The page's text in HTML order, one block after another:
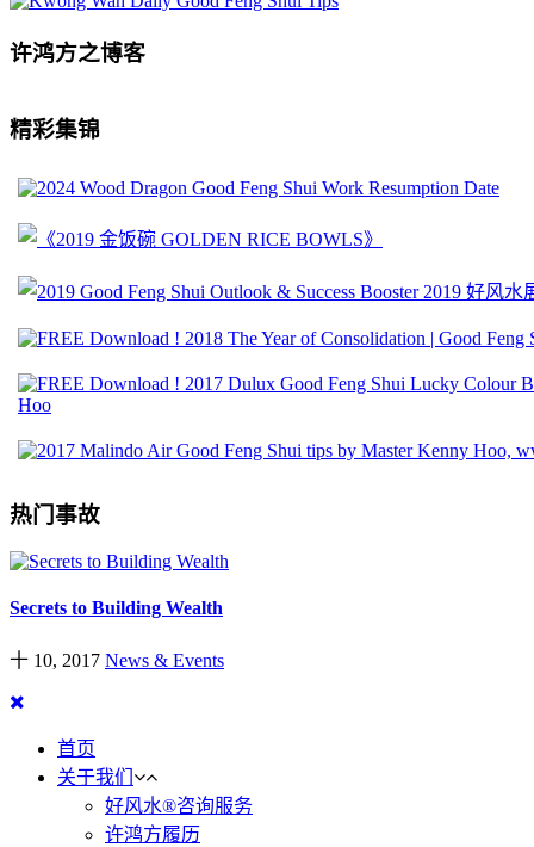
许鸿方之博客
精彩集锦
热门事故
Secrets to Building Wealth
十 10, 2017 News & Events
首页
关于我们
好风水®咨询服务
许鸿方履历